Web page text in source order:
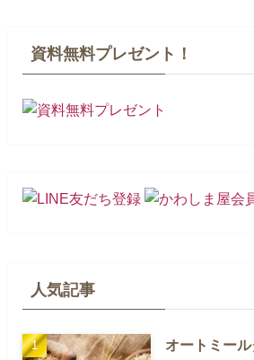
資料無料プレゼント！
人気記事
オートミー